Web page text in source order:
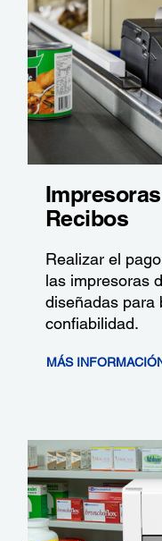
Recibos
Realizar el
las impresoras
diseñadas para
confiabilidad.
MÁS